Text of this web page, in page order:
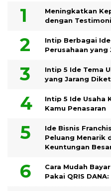
Meningkatkan
dengan
Intip Berbagai
Perusahaan
Intip 5 Ide Tema
yang Jarang
Intip 5 Ide Usaha
Kamu Penasaran
Ide Bisnis
Peluang Menarik
Keuntungan
Cara Mudah
Pakai QRIS